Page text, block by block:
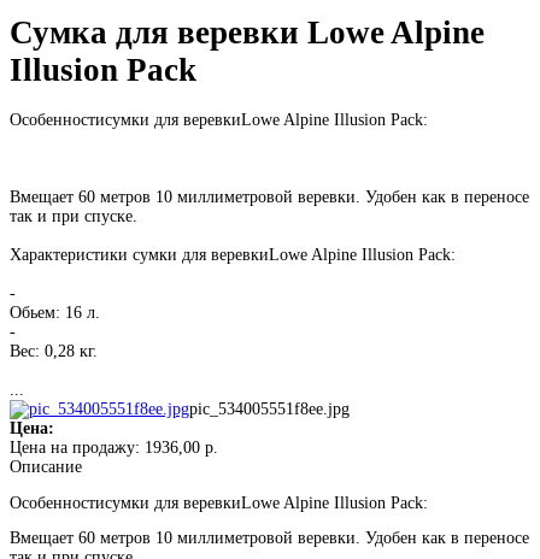
Сумка для веревки Lowe Alpine
Illusion Pack
Особенностисумки для веревкиLowe Alpine Illusion Pack:
Вмещает 60 метров 10 миллиметровой веревки. Удобен как в переносе
так и при спуске.
Характеристики сумки для веревкиLowe Alpine Illusion Pack:
-
Обьем: 16 л.
-
Вес: 0,28 кг.
...
pic_534005551f8ee.jpg
Цена:
Цена на продажу: 1936,00 р.
Описание
Особенностисумки для веревкиLowe Alpine Illusion Pack:
Вмещает 60 метров 10 миллиметровой веревки. Удобен как в переносе